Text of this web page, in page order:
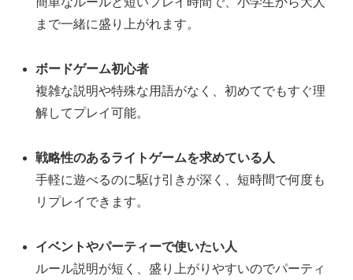
まで一緒に盛り上がれます。
ボードゲーム初心者
複雑な説明や特殊な用語がなく、初めてでもすぐ理
解してプレイ可能。
戦略性のあるライトゲームを求めている人
手軽に遊べるのに駆け引きが深く、短時間で何度も
リプレイできます。
イベントやパーティーで使いたい人
ルール説明が短く、盛り上がりやすいのでパーティ